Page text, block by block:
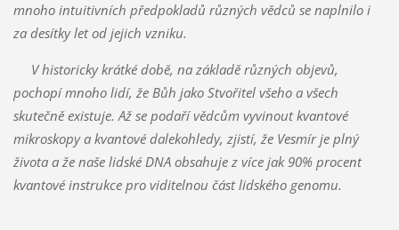
mnoho intuitivních předpokladů různých vědců se naplnilo i
za desítky let od jejich vzniku.
V historicky krátké době, na základě různých objevů,
pochopí mnoho lidí, že Bůh jako Stvořitel všeho a všech
skutečně existuje. Až se podaří vědcům vyvinout kvantové
mikroskopy a kvantové dalekohledy, zjistí, že Vesmír je plný
života a že naše lidské DNA obsahuje z více jak 90% procent
kvantové instrukce pro viditelnou část lidského genomu.